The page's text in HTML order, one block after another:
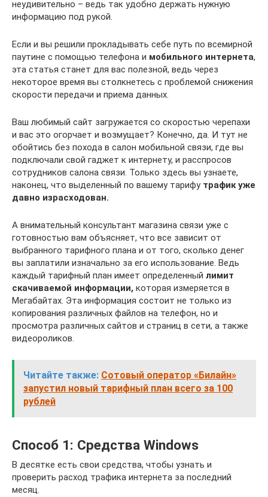
неудивительно – ведь так удобно держать нужную
информацию под рукой.
Если и вы решили прокладывать себе путь по всемирной
паутине с помощью телефона и мобильного интернета,
эта статья станет для вас полезной, ведь через
некоторое время вы столкнетесь с проблемой снижения
скорости передачи и приема данных.
Ваш любимый сайт загружается со скоростью черепахи
и вас это огорчает и возмущает? Конечно, да. И тут не
обойтись без похода в салон мобильной связи, где вы
подключали свой гаджет к интернету, и расспросов
сотрудников салона связи. Только здесь вы узнаете,
наконец, что выделенный по вашему тарифу трафик уже
давно израсходован.
А внимательный консультант магазина связи уже с
готовностью вам объясняет, что все зависит от
выбранного тарифного плана и от того, сколько денег
вы заплатили изначально за его использование. Ведь
каждый тарифный план имеет определенный лимит
скачиваемой информации, которая измеряется в
Мегабайтах. Эта информация состоит не только из
копирования различных файлов на телефон, но и
просмотра различных сайтов и страниц в сети, а также
видеороликов.
Читайте также: Сотовый оператор «Билайн»
запустил новый тарифный план всего за 100
рублей
Способ 1: Средства Windows
В десятке есть свои средства, чтобы узнать и
проверить расход трафика интернета за последний
месяц.